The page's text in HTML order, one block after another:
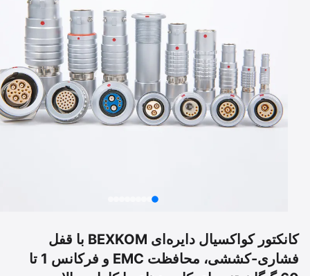
کانکتور کواکسیال دایره‌ای BEXKOM با قفل
فشاری-کششی، محافظت EMC و فرکانس 1 تا